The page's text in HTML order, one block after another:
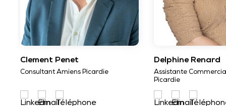
Clement Penet
Consultant Amiens Picardie
Delphine Renard
Assistante
Picardie